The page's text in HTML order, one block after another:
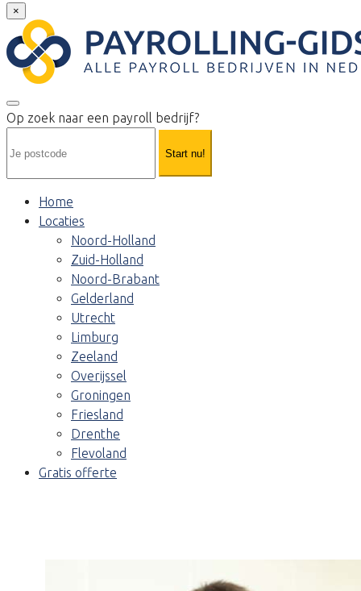
×
Op zoek naar een payroll bedrijf?
Start nu!
Home
Locaties
Noord-Holland
Zuid-Holland
Noord-Brabant
Gelderland
Utrecht
Limburg
Zeeland
Overijssel
Groningen
Friesland
Drenthe
Flevoland
Gratis offerte